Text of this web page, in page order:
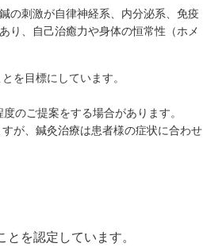
の刺激が自律神経系、内分泌系、免疫
り、自己治癒力や身体の恒常性（ホメ
を目標にしています。
のご提案をする場合があります。
が、鍼灸治療は患者様の症状に合わせ
を認定しています。